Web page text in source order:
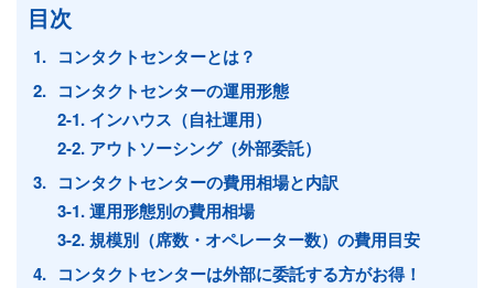
目次
コンタクトセンターとは？
コンタクトセンターの運用形態
2-1. インハウス（自社運用）
2-2. アウトソーシング（外部委託）
コンタクトセンターの費用相場と内訳
3-1. 運用形態別の費用相場
3-2. 規模別（席数・オペレーター数）の費用目安
コンタクトセンターは外部に委託する方がお得！